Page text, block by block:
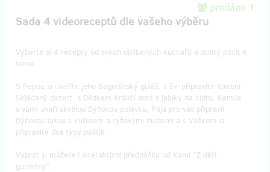
prodáno 1
Sada 4 videoreceptů dle vašeho výběru
Vyberte si 4 recepty od svých oblíbených kuchařů a dobrý pocit k
tomu.
S Pepou si uvaříte jeho Segedínský guláš, s Evi připravíte luxusní
Skládaný dezert, s Dědkem Králičí soté s jablky na cidru, Kamila
s vámi uvaří skvělou Dýňovou polévku, Pája pro vás připravil
Dýňovou laksu s kuřetem a rýžovými nudlemi a s Vaškem si
připravíte dva typy paštik.
Vybrat si můžete i interaktivní přednášku od Kami "Z dětí
gurmány".